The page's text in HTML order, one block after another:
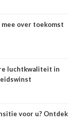
mee over toekomst
luchtkwaliteit in
voor u? Ontdek